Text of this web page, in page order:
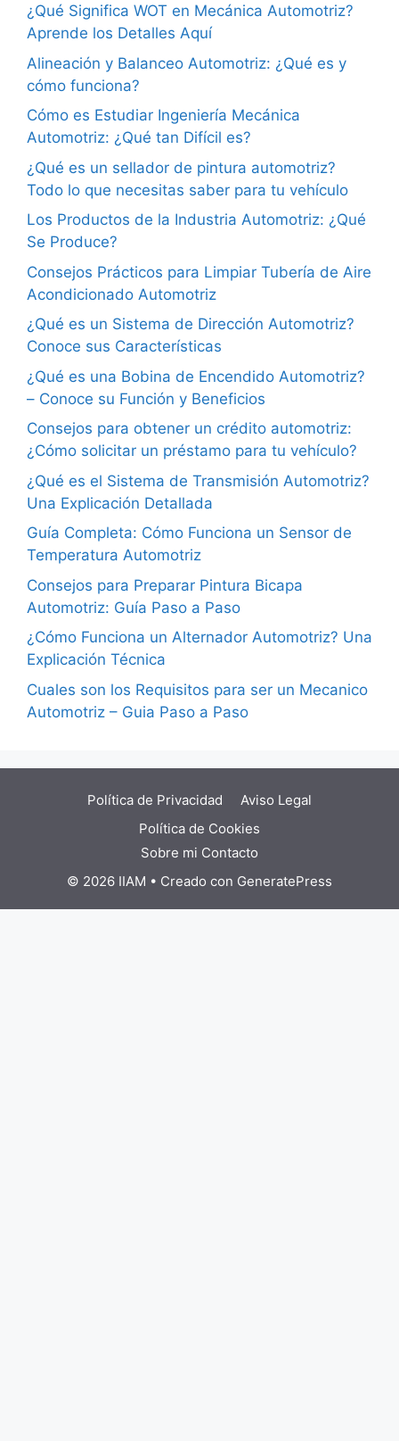
¿Qué Significa WOT en Mecánica Automotriz?
Aprende los Detalles Aquí
Alineación y Balanceo Automotriz: ¿Qué es y
cómo funciona?
Cómo es Estudiar Ingeniería Mecánica
Automotriz: ¿Qué tan Difícil es?
¿Qué es un sellador de pintura automotriz?
Todo lo que necesitas saber para tu vehículo
Los Productos de la Industria Automotriz: ¿Qué
Se Produce?
Consejos Prácticos para Limpiar Tubería de Aire
Acondicionado Automotriz
¿Qué es un Sistema de Dirección Automotriz?
Conoce sus Características
¿Qué es una Bobina de Encendido Automotriz?
– Conoce su Función y Beneficios
Consejos para obtener un crédito automotriz:
¿Cómo solicitar un préstamo para tu vehículo?
¿Qué es el Sistema de Transmisión Automotriz?
Una Explicación Detallada
Guía Completa: Cómo Funciona un Sensor de
Temperatura Automotriz
Consejos para Preparar Pintura Bicapa
Automotriz: Guía Paso a Paso
¿Cómo Funciona un Alternador Automotriz? Una
Explicación Técnica
Cuales son los Requisitos para ser un Mecanico
Automotriz – Guia Paso a Paso
Política de Privacidad
Aviso Legal
Política de Cookies
Sobre mi Contacto
© 2026 IIAM • Creado con GeneratePress